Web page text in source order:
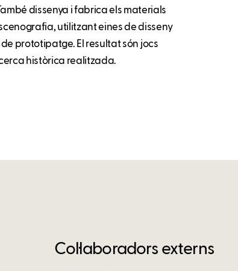
dissenya i fabrica els materials
utilitzant eines de disseny
prototipatge. El resultat són jocs
històrica realitzada.
Col·laboradors externs